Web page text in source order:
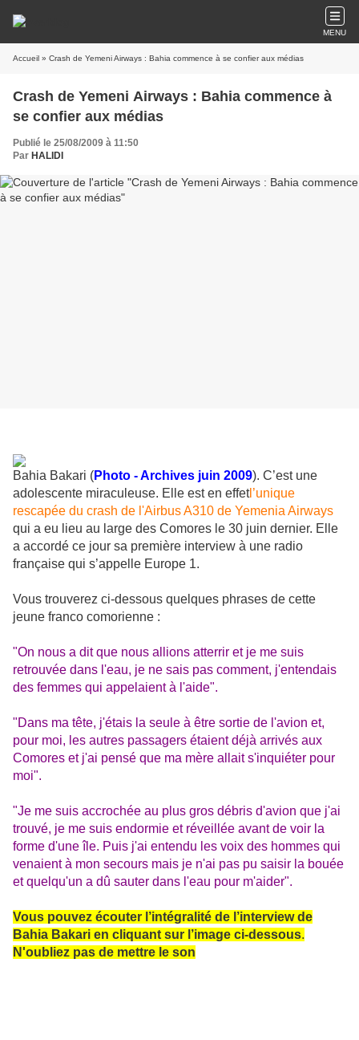
MENU
Accueil » Crash de Yemeni Airways : Bahia commence à se confier aux médias
Crash de Yemeni Airways : Bahia commence à
se confier aux médias
Publié le 25/08/2009 à 11:50
Par HALIDI
Bahia Bakari (Photo - Archives juin 2009). C’est une
adolescente miraculeuse. Elle est en effetl’unique
rescapée du crash de l'Airbus A310 de Yemenia Airways
qui a eu lieu au large des Comores le 30 juin dernier. Elle
a accordé ce jour sa première interview à une radio
française qui s’appelle Europe 1.
Vous trouverez ci-dessous quelques phrases de cette
jeune franco comorienne :
"On nous a dit que nous allions atterrir et je me suis
retrouvée dans l'eau, je ne sais pas comment, j'entendais
des femmes qui appelaient à l'aide".
"Dans ma tête, j'étais la seule à être sortie de l'avion et,
pour moi, les autres passagers étaient déjà arrivés aux
Comores et j'ai pensé que ma mère allait s'inquiéter pour
moi".
"Je me suis accrochée au plus gros débris d'avion que j'ai
trouvé, je me suis endormie et réveillée avant de voir la
forme d'une île. Puis j'ai entendu les voix des hommes qui
venaient à mon secours mais je n'ai pas pu saisir la bouée
et quelqu'un a dû sauter dans l'eau pour m'aider".
Vous pouvez écouter l’intégralité de l’interview de
Bahia Bakari en cliquant sur l’image ci-dessous.
N'oubliez pas de mettre le son